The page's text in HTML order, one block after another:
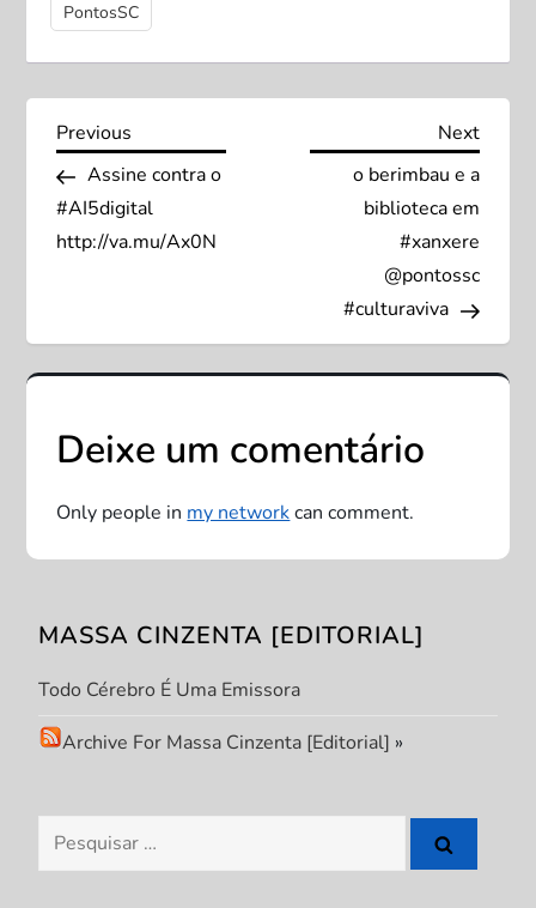
PontosSC
N
a
v
g
a
ç
ã
d
e
P
o
s
Previous
Post
Previous
Assine contra o
#AI5digital
http://va.mu/Ax0N
Next
Post
Next
o berimbau e a
biblioteca em
#xanxere
@pontossc
#culturaviva
Deixe um comentário
Only people inmy networkcan comment.
MASSA CINZENTA [EDITORIAL]
Todo Cérebro É Uma Emissora
Archive For Massa Cinzenta [Editorial] »
Pesquisar
por: